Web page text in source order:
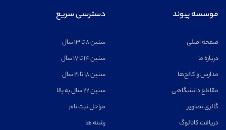
موسسه پیوند
صفحه اصلی
درباره ما
مدارس و کالج‌ها
مقاطع دانشگاهی
گالری تصاویر
دریافت کاتالوگ
دسترسی سریع
سنین ۸ تا ۱۳ سال
سنین ۱۴ تا ۱۷ سال
سنین ۱۸ تا ۲۱ سال
سنین ۲۲ سال به بالا
مراحل ثبت نام
رشته ها